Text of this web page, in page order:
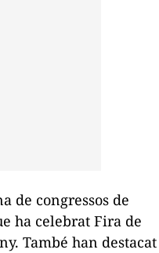
de congressos de
ha celebrat Fira de
També han destacat